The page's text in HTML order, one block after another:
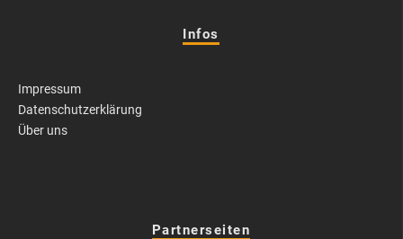
Infos
Impressum
Datenschutzerklärung
Über uns
Partnerseiten